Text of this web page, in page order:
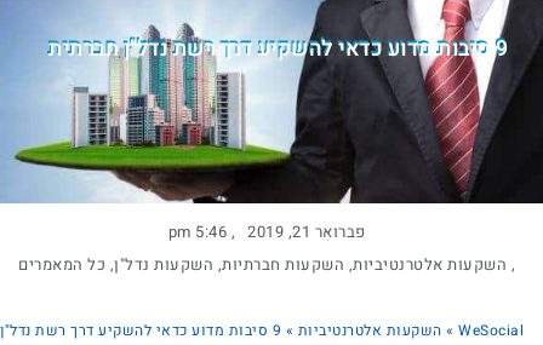
9 סיבות מדוע כדאי להשקיע דרך רשת נדל"ן חברתית
פברואר 21, 2019 ,
5:46 pm
, השקעות אלטרנטיביות, השקעות חברתיות, השקעות נדל"ן, כל המאמרים
WeSocial
» השקעות אלטרנטיביות »
9 סיבות מדוע כדאי להשקיע דרך רשת נדל"ן